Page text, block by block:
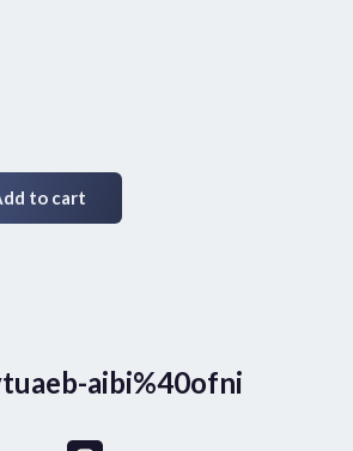
to cart
aibi%40ofni